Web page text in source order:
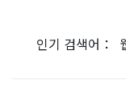
인기 검색어：